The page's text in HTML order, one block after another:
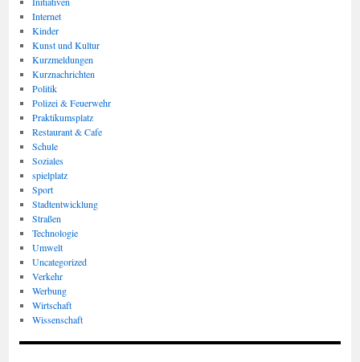
Internet
Kinder
Kunst und Kultur
Kurzmeldungen
Kurznachrichten
Politik
Polizei & Feuerwehr
Praktikumsplatz
Restaurant & Cafe
Schule
Soziales
spielplatz
Sport
Stadtentwicklung
Straßen
Technologie
Umwelt
Uncategorized
Verkehr
Werbung
Wirtschaft
Wissenschaft